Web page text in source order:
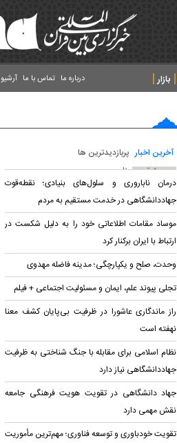
بازار
آرشیو تماس با ما درباره ما
آخرین اخبار پربازدیدترین ها
پربحث ترین عناوین
درمان ناباروری و سلول‌های بنیادی؛ نقطه‌قوت
جهاددانشگاهی در خدمت مستقیم به مردم
موساد مقامات اطلاعاتی خود را به دلیل شکست در
ارتباط با ایران برکنار کرد
وحدت، صلح و یکپارچگی؛ مدینه فاضله مهدوی
تجلی پیوند علم، ایمان و مسئولیت اجتماعی + فیلم
راز ماندگاری عاشورا در ظرفیت بی‌پایان کشف معنا
نهفته است
نظام اسلامی برای مقابله با جنگ شناختی به ظرفیت
جهاددانشگاهی نیاز دارد
جهاد دانشگاهی در تقویت هویت فرهنگی جامعه
نقش مهمی دارد
تقویت خودباوری و توسعه فناوری؛ مهم‌ترین مأموریت